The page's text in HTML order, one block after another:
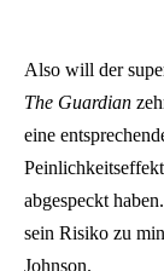
Also will der
The Guardian
eine
abgespeckt
sein Risiko zu
Johnson.